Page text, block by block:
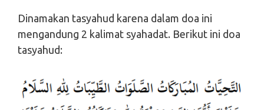
Dinamakan tasyahud karena dalam doa ini
mengandung 2 kalimat syahadat. Berikut ini doa
tasyahud: